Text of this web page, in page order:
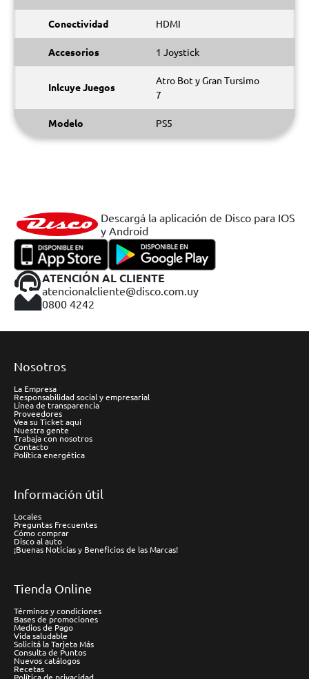
Conectividad HDMI
Accesorios 1 Joystick
Inlcuye Juegos
Atro Bot y Gran Tursimo
7
Modelo PS5
Descargá la aplicación de Disco para IOS
y Android
ATENCIÓN AL CLIENTE
atencionalcliente@disco.com.uy
0800 4242
Nosotros
La Empresa
Responsabilidad social y empresarial
Línea de transparencia
Proveedores
Vea su Ticket aquí
Nuestra gente
Trabaja con nosotros
Contacto
Política energética
Información útil
Locales
Preguntas Frecuentes
Cómo comprar
Disco al auto
¡Buenas Noticias y Beneficios de las Marcas!
Tienda Online
Términos y condiciones
Bases de promociones
Medios de Pago
Vida saludable
Solicitá la Tarjeta Más
Consulta de Puntos
Nuevos catálogos
Recetas